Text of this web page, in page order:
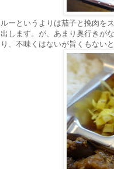
ルーというよりは茄子と挽肉を
出します。が、あまり奥行きが
り、不味くはないが旨くもないと